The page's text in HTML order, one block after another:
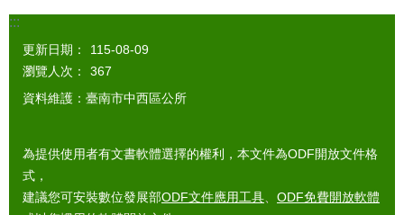
:::
更新日期：
115-08-09
瀏覽人次：
367
資料維護：臺南市中西區公所
為提供使用者有文書軟體選擇的權利，本文件為ODF開放文件格
式，
建議您可安裝數位發展部ODF文件應用工具
ODF免費開放軟體